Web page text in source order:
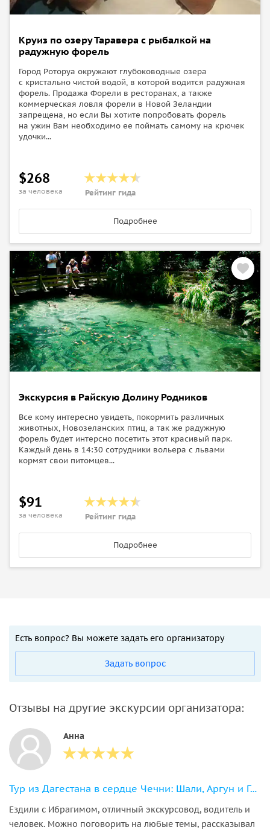
Круиз по озеру Таравера с рыбалкой на
радужную форель
Город Роторуа окружают глубоководные озера
с кристально чистой водой, в которой водится радужная
форель. Продажа Форели в ресторанах, а также
коммерческая ловля форели в Новой Зеландии
запрещена, но если Вы хотите попробовать форель
на ужин Вам необходимо ее поймать самому на крючек
удочки...
$268
за человека Рейтинг гида
Подробнее
Экскурсия в Райскую Долину Родников
Все кому интересно увидеть, покормить различных
животных, Новозеланских птиц, а так же радужную
форель будет интерсно посетить этот красивый парк.
Каждый день в 14:30 сотрудники вольера с львами
кормят свои питомцев...
$91
за человека Рейтинг гида
Подробнее
Есть вопрос? Вы можете задать его организатору
Задать вопрос
Отзывы на другие экскурсии организатора:
Анна
Тур из Дагестана в сердце Чечни: Шали, Аргун и Грозный
Ездили с Ибрагимом, отличный экскурсовод, водитель и
человек. Можно поговорить на любые темы, рассказывал